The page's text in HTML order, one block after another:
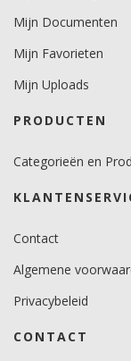
Mijn Documenten
Mijn Favorieten
Mijn Uploads
PRODUCTEN
Categorieën en
Contact
Algemene
Privacybeleid
CONTACT